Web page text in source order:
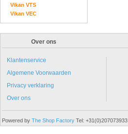
Vikan VTS
Vikan VEC
Over ons
Klantenservice
Algemene Voorwaarden
Privacy verklaring
Over ons
Powered by The Shop Factory Tel: +31(0)207073933